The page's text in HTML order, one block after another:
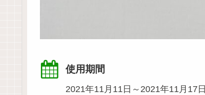
使用期間
2021年11月11日～2021年11月17日